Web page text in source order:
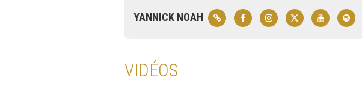
YANNICK NOAH
VIDÉOS